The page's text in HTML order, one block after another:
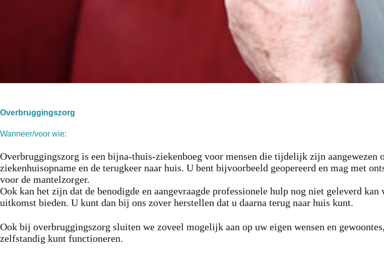
Overbruggingszorg
Wanneer/voor wie:
Overbruggingszorg is een bijna-thuis-ziekenboeg voor mensen die tijdelijk zijn aangewezen
ziekenhuisopname en de terugkeer naar huis. U bent bijvoorbeeld geopereerd en mag met
voor de mantelzorger.
Ook kan het zijn dat de benodigde en aangevraagde professionele hulp nog niet geleverd
uitkomst bieden. U kunt dan bij ons zover herstellen dat u daarna terug naar huis kunt.
Ook bij overbruggingszorg sluiten we zoveel mogelijk aan op uw eigen wensen en
zelfstandig kunt functioneren.